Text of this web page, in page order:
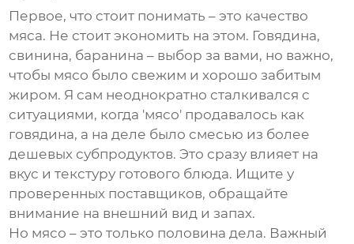
Первое, что стоит понимать – это качество
мяса. Не стоит экономить на этом. Говядина,
свинина, баранина – выбор за вами, но важно,
чтобы мясо было свежим и хорошо забитым
жиром. Я сам неоднократно сталкивался с
ситуациями, когда 'мясо' продавалось как
говядина, а на деле было смесью из более
дешевых субпродуктов. Это сразу влияет на
вкус и текстуру готового блюда. Ищите у
проверенных поставщиков, обращайте
внимание на внешний вид и запах.
Но мясо – это только половина дела. Важный